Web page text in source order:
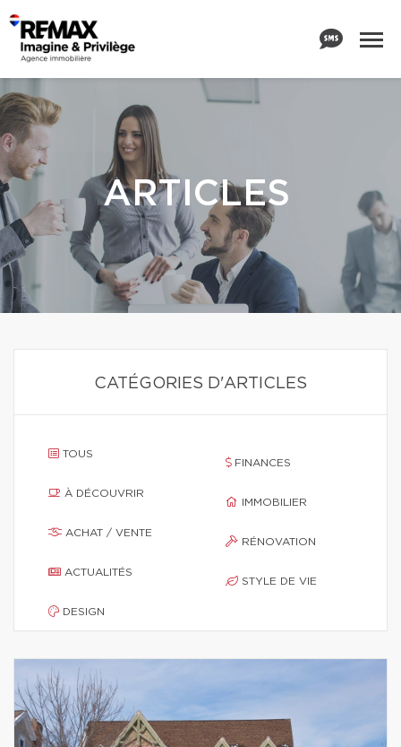
ARTICLES
CATÉGORIES D'ARTICLES
TOUS
À DÉCOUVRIR
ACHAT / VENTE
ACTUALITÉS
DESIGN
FINANCES
IMMOBILIER
RÉNOVATION
STYLE DE VIE